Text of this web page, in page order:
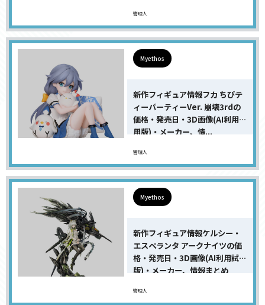
管理人
Myethos
新作フィギュア情報フカ ちびテ
ィーパーティーVer. 崩壊3rdの
価格・発売日・3D画像(AI利用試
用版)・メーカー、情...
管理人
Myethos
新作フィギュア情報ケルシー・
エスペランタ アークナイツの価
格・発売日・3D画像(AI利用試用
版)・メーカー、情報まとめ
管理人